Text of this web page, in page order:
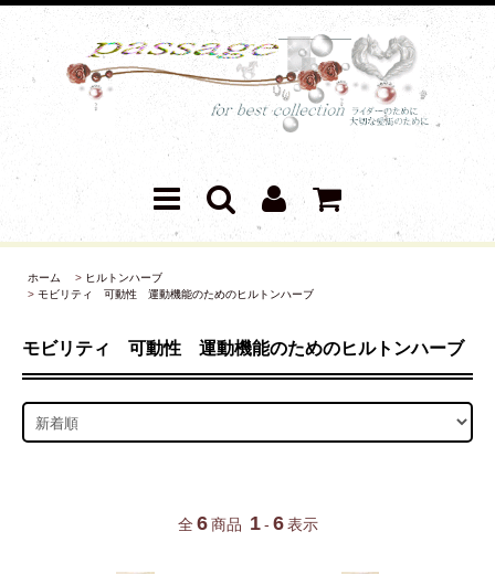
ホーム > ヒルトンハーブ
> モビリティ 可動性 運動機能のためのヒルトンハーブ
モビリティ 可動性 運動機能のためのヒルトンハーブ
全 6 商品 1 - 6 表示